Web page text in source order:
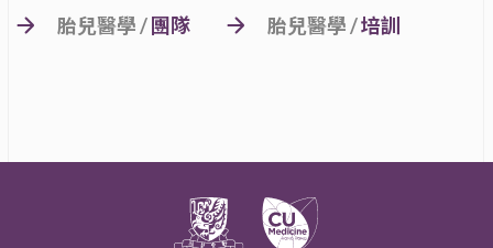
胎兒醫學 / 團隊 胎兒醫學 /培訓